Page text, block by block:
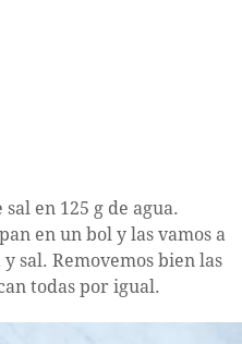
en 125 g de agua.
en un bol y las vamos a
sal. Removemos bien las
todas por igual.